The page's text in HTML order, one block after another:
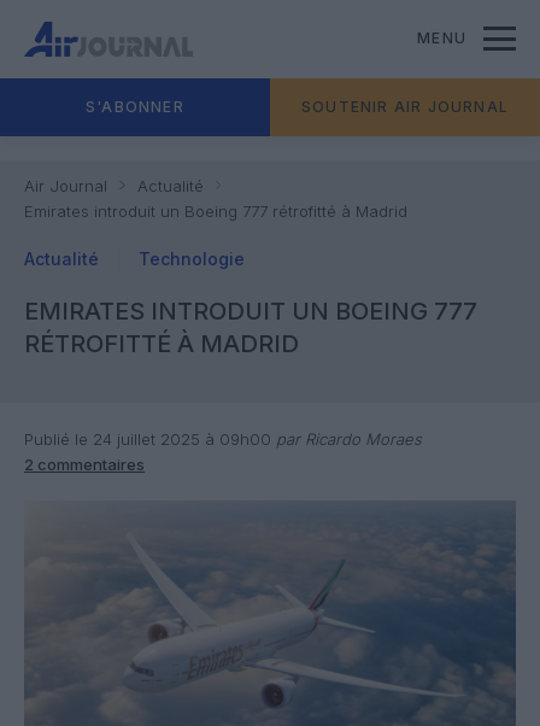
MENU
S'ABONNER SOUTENIR AIR JOURNAL
Air Journal
Actualité
Emirates introduit un Boeing 777 rétrofitté à Madrid
Actualité Technologie
EMIRATES INTRODUIT UN BOEING 777
RÉTROFITTÉ À MADRID
Publié le 24 juillet 2025 à 09h00 par Ricardo Moraes
2 commentaires